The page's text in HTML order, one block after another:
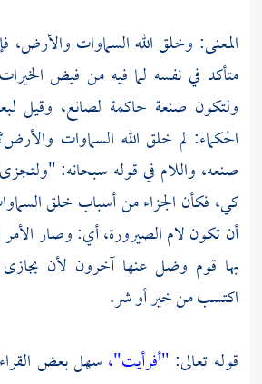
المعنى: وخلق الله السماوات
متأكد في نفسه لما فيه من فيض
ولتكون صنعة حاكمة لصانع، وقيل
الحكماء: لم خلق الله السماوات
صنعه، واللام في قوله سبحانه:
كي، فكأن الجزاء من أسباب خلق
أن تكون لام الصيرورة، أي: وصار
بها قوم وضل عنها آخرون لأن
اكتسب من خير أو شر.
قوله تعالى: "أفرأيت"، سهل بعض